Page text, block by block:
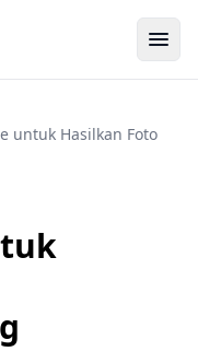
untuk Hasilkan Foto